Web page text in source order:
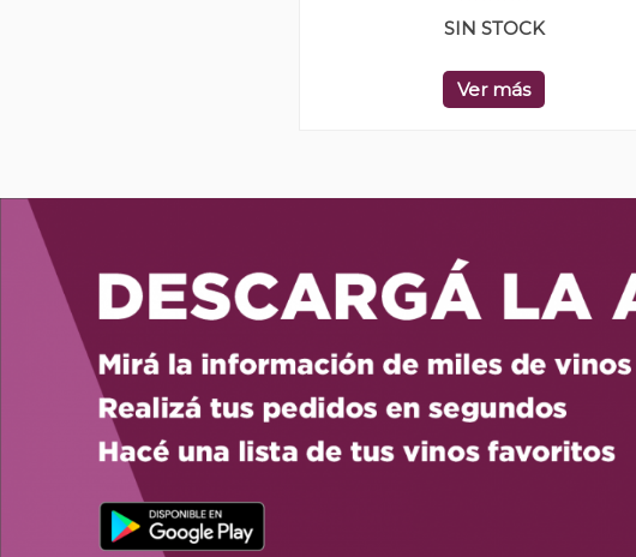
SIN STOCK
Ver más